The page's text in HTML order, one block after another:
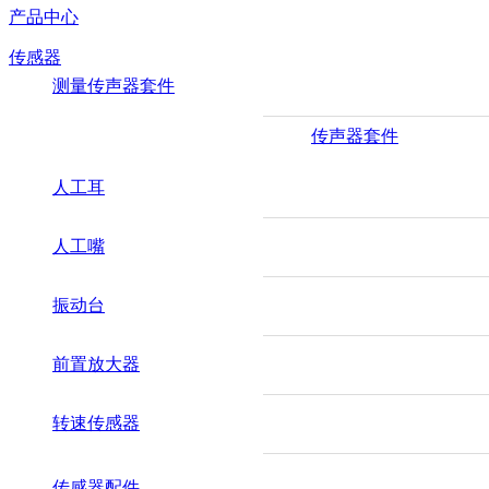
产品中心
传感器
测量传声器套件
传声器套件
人工耳
人工嘴
振动台
前置放大器
转速传感器